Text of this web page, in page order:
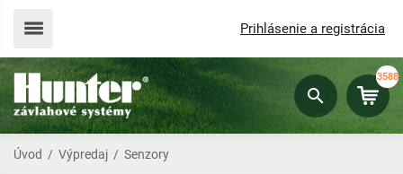
Prihlásenie a registrácia
3588
Úvod / Výpredaj / Senzory